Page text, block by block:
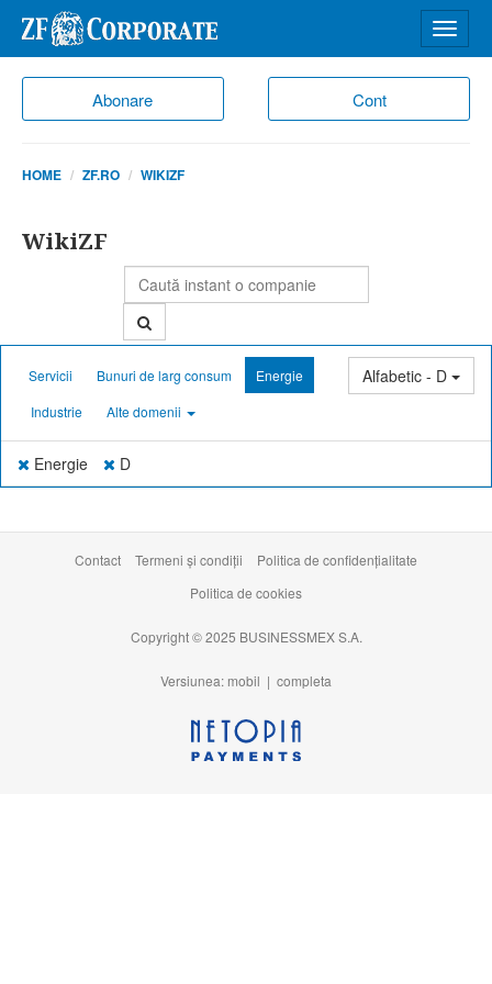
Abonare Cont
meniu
HOME ZF.RO WIKIZF
WikiZF
Alfabetic - D
Servicii Bunuri de larg consum
Energie
Industrie
Alte domenii
Energie D
Contact Termeni şi condiţii
Politica de confidențialitate
Politica de cookies
Copyright © 2025 BUSINESSMEX S.A.
Versiunea: mobil | completa